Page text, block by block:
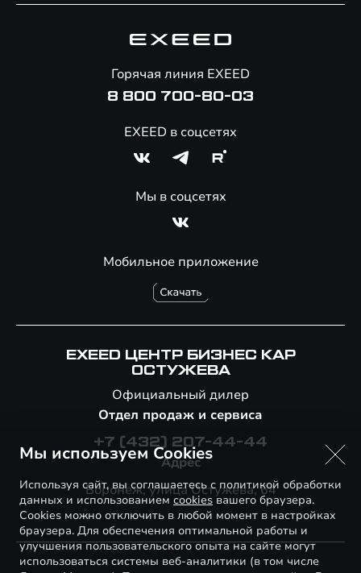
Помощь на дорогах
Мобильное приложение
Горячая линия EXEED
8 800 700-80-03
EXEED в соцсетях
Мы в соцсетях
EXEED ЦЕНТР БИЗНЕС КАР
ОСТУЖЕВА
Официальный дилер
Отдел продаж и сервиса
+7 (432) 207-44-44
Адрес
Воронеж, улица Остужева, 64
Мы используем Cookies
Используя сайт, вы соглашаетесь с политикой обработки
данных и использованием cookies вашего браузера.
Cookies можно отключить в любой момент в настройках
браузера. Для обеспечения оптимальной работы и
улучшения пользовательского опыта на сайте могут
использоваться системы веб-аналитики (в том числе